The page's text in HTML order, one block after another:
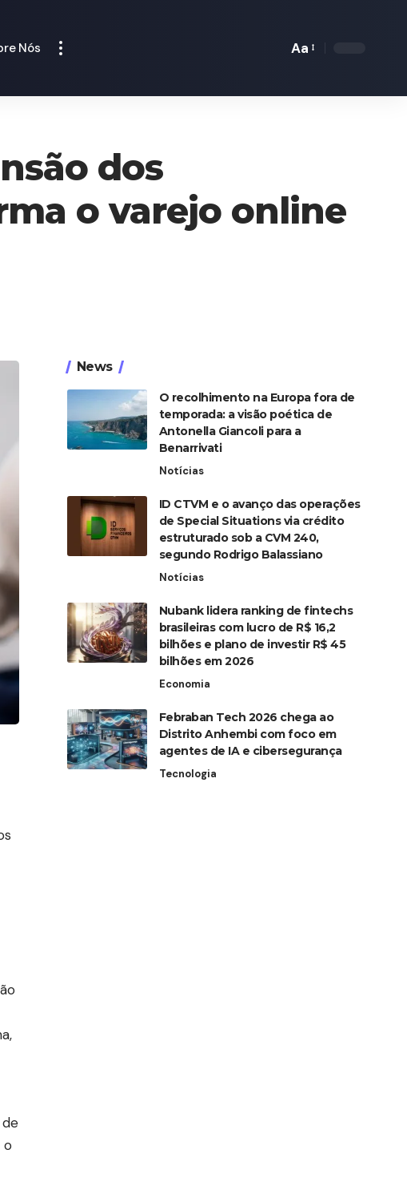
Nós
Font
Aa
dos
o varejo online
o
News
O recolhimento na Europa fora de
temporada: a visão poética de
Antonella Giancoli para a
Benarrivati
Notícias
ID CTVM e o avanço das operações
de Special Situations via crédito
estruturado sob a CVM 240,
segundo Rodrigo Balassiano
Notícias
Nubank lidera ranking de fintechs
brasileiras com lucro de R$ 16,2
bilhões e plano de investir R$ 45
bilhões em 2026
Economia
Febraban Tech 2026 chega ao
Distrito Anhembi com foco em
agentes de IA e cibersegurança
Tecnologia